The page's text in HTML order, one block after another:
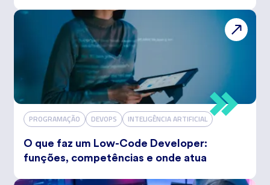
PROGRAMAÇÃO DEVOPS INTELIGÊNCIA ARTIFICIAL
O que faz um Low-Code Developer:
funções, competências e onde atua